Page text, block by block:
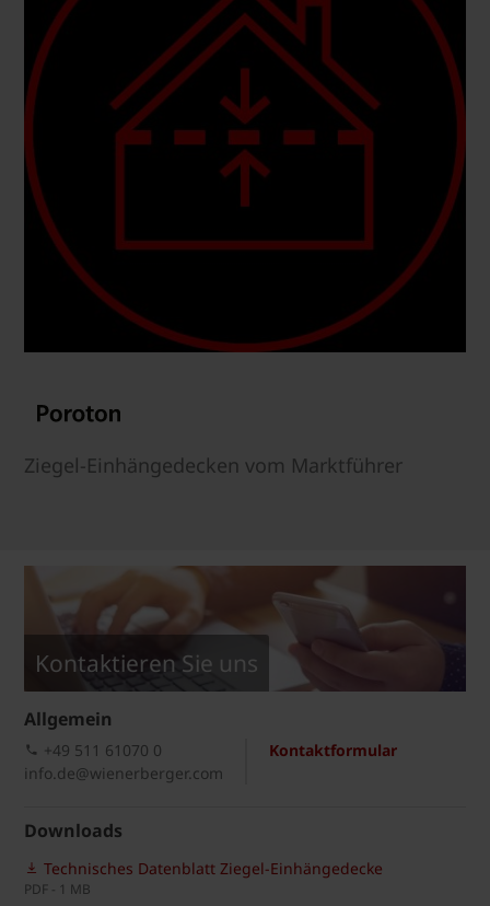
Ziegel-Einhängedecken vom Marktführer
Kontaktieren Sie uns
Allgemein
Kontaktformular
+49 511 61070 0
info.de@wienerberger.com
Downloads
Technisches Datenblatt Ziegel-Einhängedecke
PDF - 1 MB